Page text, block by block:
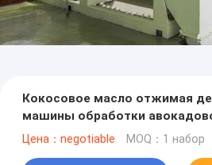
Кокосовое масло отжимая
машины обработки
легкую
Цена：negotiable MOQ：1 набор